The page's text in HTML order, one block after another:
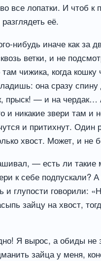
все лопатки. И чтоб к
её.
нибудь иначе как за
ветки, и не
там чижика, когда
она сразу спину
прыск! — и на чердак…
и никакие звери там и
и притихнут. Один
хвост. Может, и не
— есть ли такие
к себе подпускали?
и глупости говорили:
зайцу на хвост,
Я вырос, а обиды не
зайца у меня,